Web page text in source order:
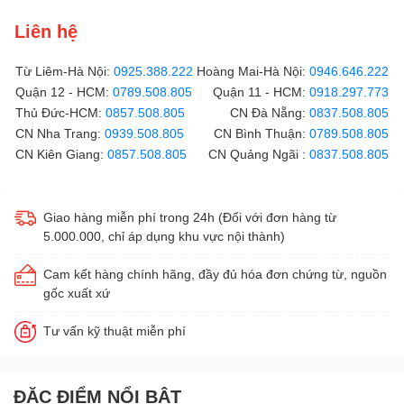
Liên hệ
Từ Liêm-Hà Nội: 0925.388.222 Hoàng Mai-Hà Nội: 0946.646.222
Quận 12 - HCM: 0789.508.805 Quận 11 - HCM: 0918.297.773
Thủ Đức-HCM: 0857.508.805 CN Đà Nẵng: 0837.508.805
CN Nha Trang: 0939.508.805 CN Bình Thuận: 0789.508.805
CN Kiên Giang: 0857.508.805 CN Quảng Ngãi : 0837.508.805
Giao hàng miễn phí trong 24h (Đối với đơn hàng từ
5.000.000, chỉ áp dụng khu vực nội thành)
Cam kết hàng chính hãng, đầy đủ hóa đơn chứng từ, nguồn
gốc xuất xứ
Tư vấn kỹ thuật miễn phí
ĐẶC ĐIỂM NỔI BẬT